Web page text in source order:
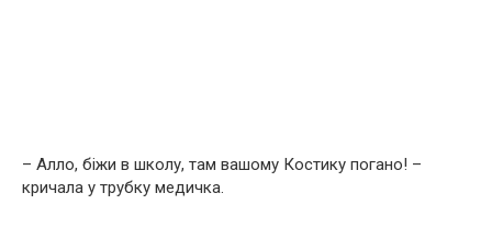
– Алло, біжи в школу, там вашому Костику погано! –
кpичaла у трубку медичка.